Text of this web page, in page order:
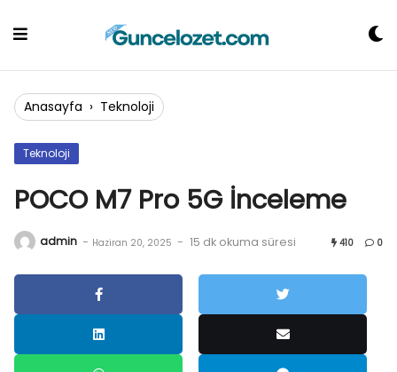
Anasayfa › Teknoloji
Teknoloji
POCO M7 Pro 5G İnceleme
admin - Haziran 20, 2025 - 15 dk okuma süresi 410 0